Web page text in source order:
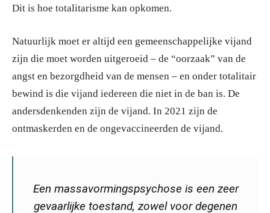
Dit is hoe totalitarisme kan opkomen.
Natuurlijk moet er altijd een gemeenschappelijke vijand
zijn die moet worden uitgeroeid – de “oorzaak” van de
angst en bezorgdheid van de mensen – en onder totalitair
bewind is die vijand iedereen die niet in de ban is. De
andersdenkenden zijn de vijand. In 2021 zijn de
ontmaskerden en de ongevaccineerden de vijand.
Een massavormingspsychose is een zeer
gevaarlijke toestand, zowel voor degenen